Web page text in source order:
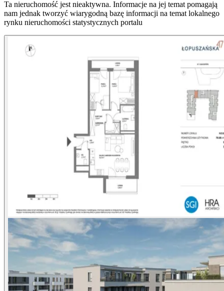
Ta nieruchomość jest nieaktywna. Informacje na jej temat pomagają
nam jednak tworzyć wiarygodną bazę informacji na temat lokalnego
rynku nieruchomości statystycznych portalu